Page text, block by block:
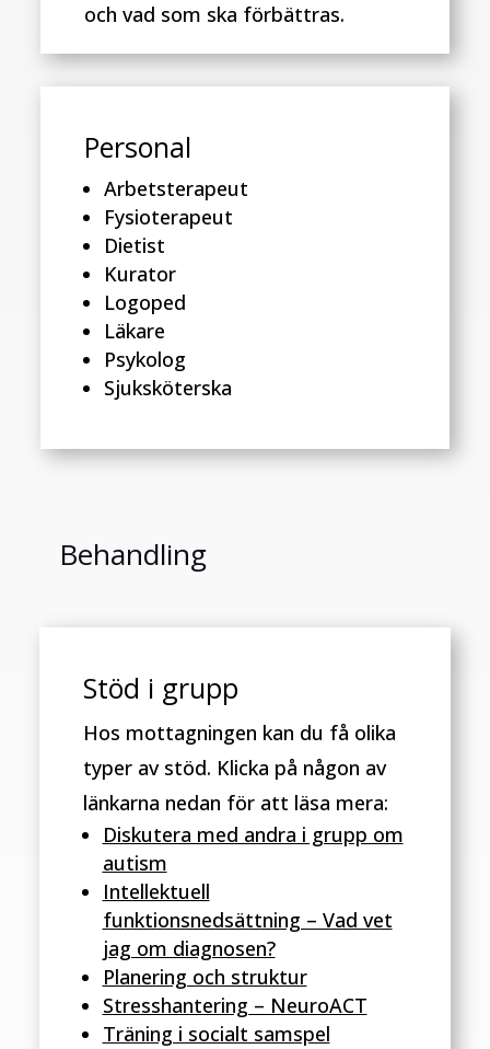
och vad som ska förbättras.
Personal
Arbetsterapeut
Fysioterapeut
Dietist
Kurator
Logoped
Läkare
Psykolog
Sjuksköterska
Behandling
Stöd i grupp
Hos mottagningen kan du få olika
typer av stöd. Klicka på någon av
länkarna nedan för att läsa mera:
Diskutera med andra i grupp om
autism
Intellektuell
funktionsnedsättning – Vad vet
jag om diagnosen?
Planering och struktur
Stresshantering – NeuroACT
Träning i socialt samspel